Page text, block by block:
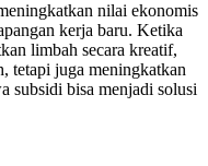
nilai ekonomis
kerja baru. Ketika
limbah secara kreatif,
tetapi juga meningkatkan
subsidi bisa menjadi solusi